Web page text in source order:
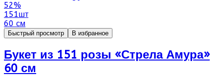
52%
151шт
60 см
Быстрый просмотр В избранное
Букет из 151 розы «Стрела Амура»
60 см